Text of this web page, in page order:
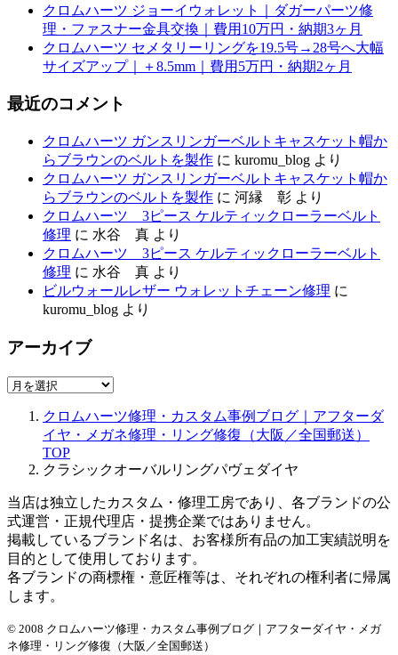
クロムハーツ ジョーイウォレット｜ダガーパーツ修
理・ファスナー金具交換｜費用10万円・納期3ヶ月
クロムハーツ セメタリーリングを19.5号→28号へ大幅
サイズアップ｜＋8.5mm｜費用5万円・納期2ヶ月
最近のコメント
クロムハーツ ガンスリンガーベルトキャスケット帽か
らブラウンのベルトを製作 に kuromu_blog より
クロムハーツ ガンスリンガーベルトキャスケット帽か
らブラウンのベルトを製作 に 河縁 彰 より
クロムハーツ 3ピース ケルティックローラーベルト
修理 に 水谷 真 より
クロムハーツ 3ピース ケルティックローラーベルト
修理 に 水谷 真 より
ビルウォールレザー ウォレットチェーン修理 に
kuromu_blog より
アーカイブ
ア
クロムハーツ修理・カスタム事例ブログ｜アフターダ
イヤ・メガネ修理・リング修復（大阪／全国郵送）
TOP
クラシックオーバルリングパヴェダイヤ
当店は独立したカスタム・修理工房であり、各ブランドの公
式運営・正規代理店・提携企業ではありません。
掲載しているブランド名は、お客様所有品の加工実績説明を
目的として使用しております。
各ブランドの商標権・意匠権等は、それぞれの権利者に帰属
します。
© 2008 クロムハーツ修理・カスタム事例ブログ｜アフターダイヤ・メガ
ネ修理・リング修復（大阪／全国郵送）